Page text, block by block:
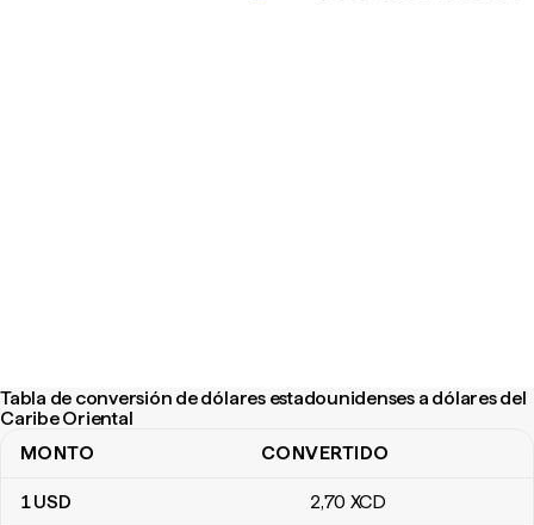
Tabla de conversión de dólares estadounidenses a dólares del
Caribe Oriental
Tabla de conversión de dólares estadounidenses a dólares del
MONTO CONVERTIDO
1USD 2,70 XCD